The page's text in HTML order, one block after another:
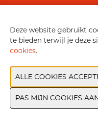
populaire Impacto
Bezoek onze stand en
Deze website gebruikt
te bieden terwijl je deze
cookies.